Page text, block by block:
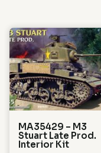
MA35429 – M3
Stuart Late Prod.
Interior Kit